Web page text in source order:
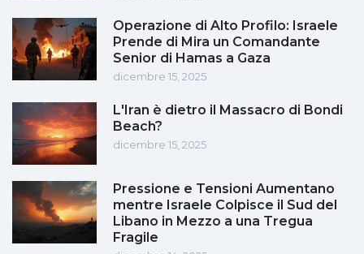
Operazione di Alto Profilo: Israele
Prende di Mira un Comandante
Senior di Hamas a Gaza
dicembre 15, 2025
L'Iran è dietro il Massacro di Bondi
Beach?
dicembre 15, 2025
Pressione e Tensioni Aumentano
mentre Israele Colpisce il Sud del
Libano in Mezzo a una Tregua
Fragile